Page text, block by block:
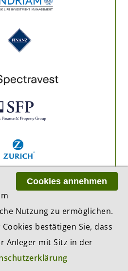
Cookies annehmen
Nutzung zu ermöglichen.
bestätigen Sie, dass
Anleger mit Sitz in der